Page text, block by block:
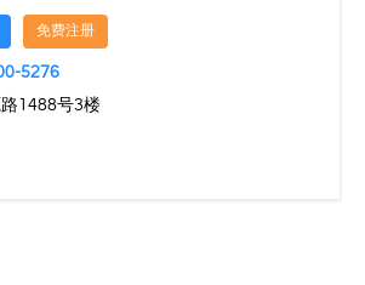
免费注册
5276
1488号3楼